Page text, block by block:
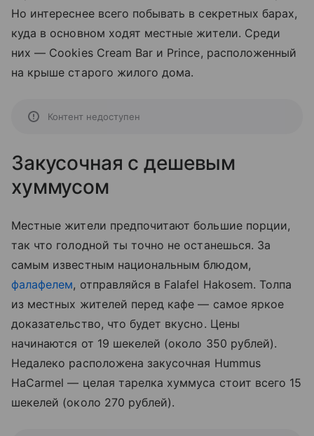
Но интереснее всего побывать в секретных барах,
куда в основном ходят местные жители. Среди
них — Cookies Cream Bar и Prince, расположенный
на крыше старого жилого дома.
Контент недоступен
Закусочная с дешевым
хуммусом
Местные жители предпочитают большие порции,
так что голодной ты точно не останешься. За
самым известным национальным блюдом,
фалафелем, отправляйся в Falafel Hakosem. Толпа
из местных жителей перед кафе — самое яркое
доказательство, что будет вкусно. Цены
начинаются от 19 шекелей (около 350 рублей).
Недалеко расположена закусочная Hummus
HaCarmel — целая тарелка хуммуса стоит всего 15
шекелей (около 270 рублей).